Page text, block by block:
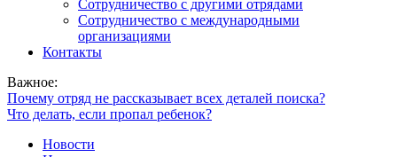
Сотрудничество с другими отрядами
Сотрудничество с международными
организациями
Контакты
Важное:
Почему отряд не рассказывает всех деталей поиска?
Что делать, если пропал ребенок?
Новости